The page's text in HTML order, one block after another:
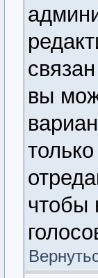
вы
чтобы